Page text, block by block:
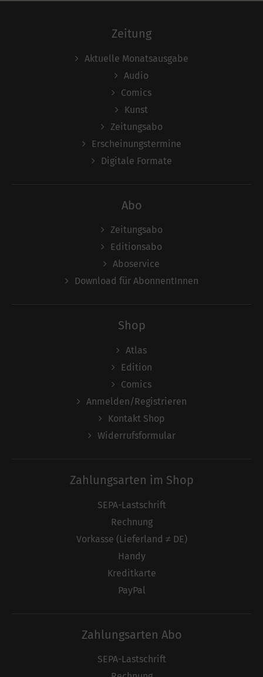
Zeitung
Aktuelle Monatsausgabe
Audio
Comics
Kunst
Zeitungsabo
Erscheinungstermine
Digitale Formate
Abo
Zeitungsabo
Editionsabo
Aboservice
Download für AbonnentInnen
Shop
Atlas
Edition
Comics
Anmelden/Registrieren
Kontakt Shop
Widerrufsformular
Zahlungsarten im Shop
SEPA-Lastschrift
Rechnung
Vorkasse (Lieferland ≠ DE)
Handy
Kreditkarte
PayPal
Zahlungsarten Abo
SEPA-Lastschrift